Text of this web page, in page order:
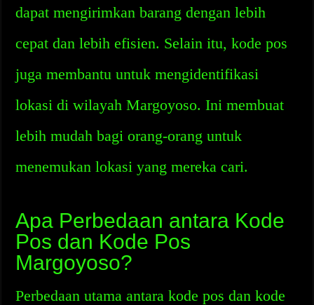
dapat mengirimkan barang dengan lebih
cepat dan lebih efisien. Selain itu, kode pos
juga membantu untuk mengidentifikasi
lokasi di wilayah Margoyoso. Ini membuat
lebih mudah bagi orang-orang untuk
menemukan lokasi yang mereka cari.
Apa Perbedaan antara Kode
Pos dan Kode Pos
Margoyoso?
Perbedaan utama antara kode pos dan kode